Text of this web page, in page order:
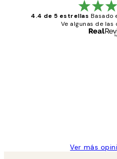
4.4 de 5 estrellas Basado
Ve algunas de las
Ver más